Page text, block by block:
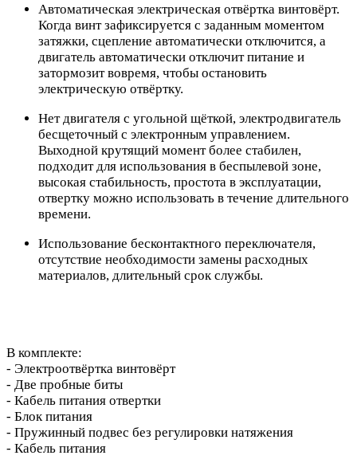
Автоматическая электрическая отвёртка винтовёрт.
Когда винт зафиксируется с заданным моментом
затяжки, сцепление автоматически отключится, а
двигатель автоматически отключит питание и
затормозит вовремя, чтобы остановить
электрическую отвёртку.
Нет двигателя с угольной щёткой, электродвигатель
бесщеточный с электронным управлением.
Выходной крутящий момент более стабилен,
подходит для использования в беспылевой зоне,
высокая стабильность, простота в эксплуатации,
отвертку можно использовать в течение длительного
времени.
Использование бесконтактного переключателя,
отсутствие необходимости замены расходных
материалов, длительный срок службы.
В комплекте:
- Электроотвёртка винтовёрт
- Две пробные биты
- Кабель питания отвертки
- Блок питания
- Пружинный подвес без регулировки натяжения
- Кабель питания